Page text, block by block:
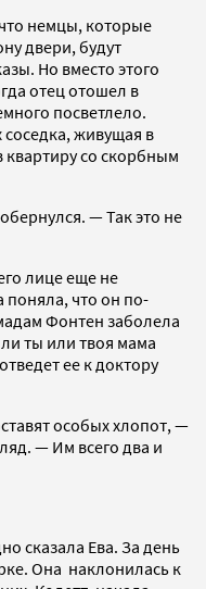
немцы, которые
двери, будут
Но вместо этого
отец отошел в
посветлело.
живущая в
со скорбным
— Так это не
лице еще не
поняла, что он по-
Фонтен заболела
ты или твоя мама
ее к доктору
особых хлопот, —
— Им всего два и
сказала Ева. За день
Она наклонилась к